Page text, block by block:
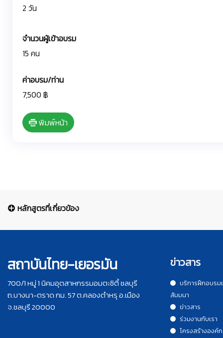
2 วัน
จำนวนผู้เข้าอบรม
15 คน
ค่าอบรม/ท่าน
7,500 ฿
พิมพ์หน้า
หลักสูตรที่เกี่ยวข้อง
สถาบันไทย-เยอรมัน
700/1 หมู่ 1 นิคมอุตสาหกรรมอมตะซิตี้ ชลบุรี
ถ.บางนา-ตราด กม. 57 ต.คลองตำหรุ อ.เมือง
จ.ชลบุรี 20000
ข่าวสาร
บริการฝึกอบรม
สัมมนา
ข่าวสาร
ร่วมงานกับเรา
โครงสร้างองค์